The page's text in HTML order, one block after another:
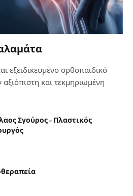
εξειδικευμένο ορθοπαιδικό
και τεκμηριωμένη
Σγούρος – Πλαστικός